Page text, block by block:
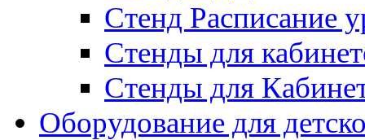
Стенд Расписание
Стенды для
Стенды для
Оборудование для